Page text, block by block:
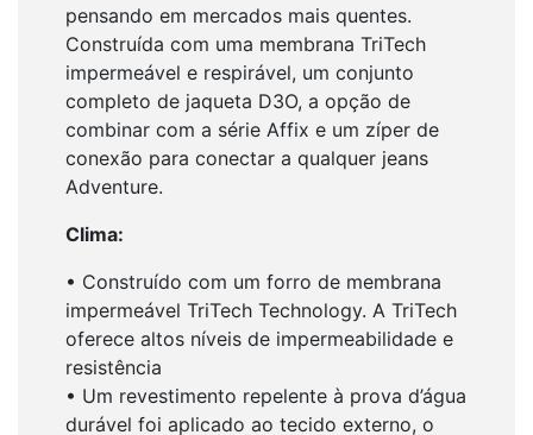
pensando em mercados mais quentes.
Construída com uma membrana TriTech
impermeável e respirável, um conjunto
completo de jaqueta D3O, a opção de
combinar com a série Affix e um zíper de
conexão para conectar a qualquer jeans
Adventure.
Clima:
• Construído com um forro de membrana
impermeável TriTech Technology. A TriTech
oferece altos níveis de impermeabilidade e
resistência
• Um revestimento repelente à prova d’água
durável foi aplicado ao tecido externo, o